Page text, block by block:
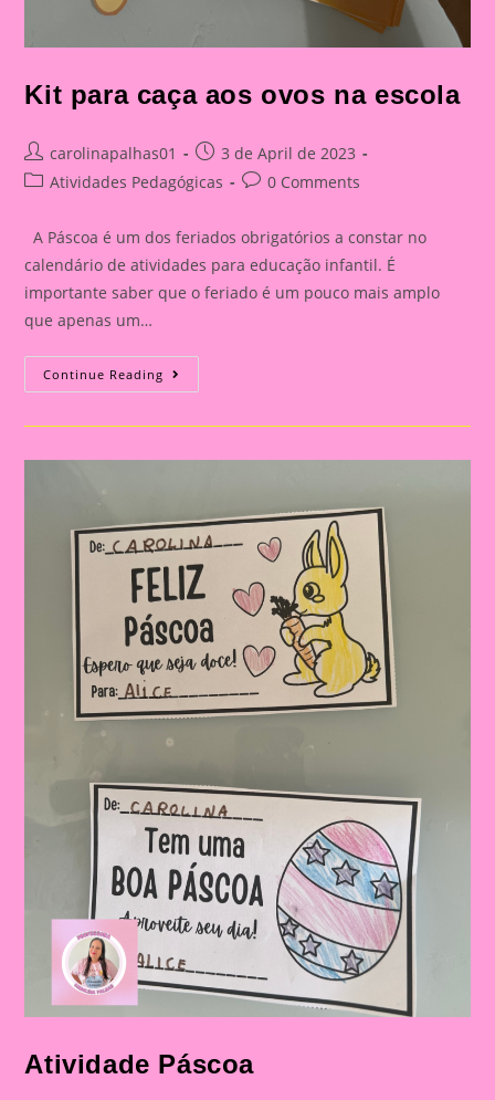
Kit para caça aos ovos na escola
Post
author:
carolinapalhas01
Post
published:
3 de April de 2023
PostAtividades Pedagógicas
Post0 Comments
A Páscoa é um dos feriados obrigatórios a constar no
calendário de atividades para educação infantil. É
importante saber que o feriado é um pouco mais amplo
que apenas um…
Continue Reading Kit
Para
Aos
Atividade Páscoa